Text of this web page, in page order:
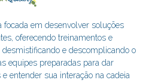
em desenvolver soluções
oferecendo treinamentos e
e descomplicando o
equipes preparadas para dar
entender sua interação na cadeia